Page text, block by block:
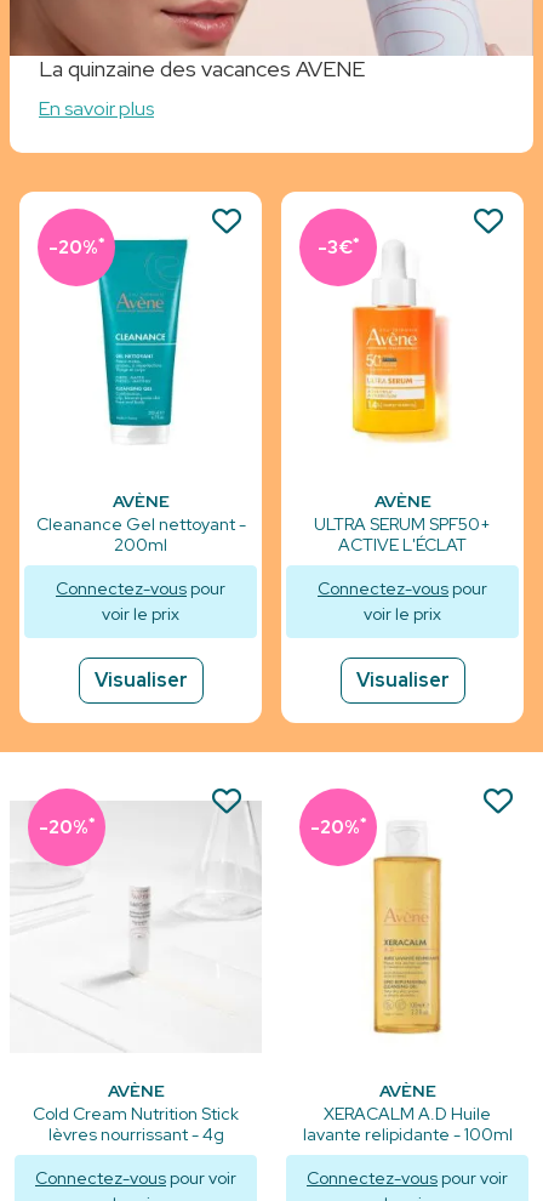
La quinzaine des vacances AVENE
En savoir plus
-20%*
AVÈNE
Cleanance Gel nettoyant -
200ml
Connectez-vous pour
voir le prix
Visualiser
-3€*
AVÈNE
ULTRA SERUM SPF50+
ACTIVE L'ÉCLAT
Connectez-vous pour
voir le prix
Visualiser
-20%*
AVÈNE
Cold Cream Nutrition Stick
lèvres nourrissant - 4g
Connectez-vous pour voir
-20%*
AVÈNE
XERACALM A.D Huile
lavante relipidante - 100ml
Connectez-vous pour voir